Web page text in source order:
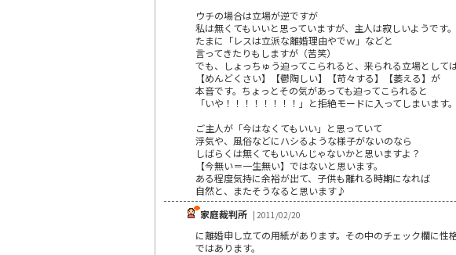
ウチの場合は立場が逆ですが
私は無くてもいいと思っていますが、主人は寂しいようです。
たまに「レスは立派な離婚理由やでｗ」などと
言ってきたりもしますが（苦笑）
でも、しょっちゅう迫ってこられると、来られる立場として
【めんどくさい】【鬱陶しい】【苛々する】【萎える】が
本音です。ちょっとその気があっても迫ってこられると
「いや！！！！！！！！」と拒絶モードに入ってしまいます。
ご主人が「今はなくてもいい」と思っていて
浮気や、風俗などにハシるような様子がないのなら
しばらくは無くてもいいんじゃないかと思いますよ？
【今無い＝一生無い】ではないと思います。
ある程度気持に余裕が出て、子供も離れる時期になれば
自然と、またそうなると思います♪
家庭裁判所 | 2011/02/20
に離婚申し立ての用紙があります。その中のチェック欄に
ではあります。